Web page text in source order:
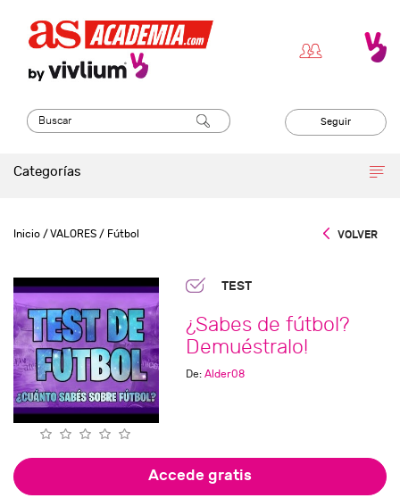
Seguir
Categorías
Inicio / VALORES / Fútbol VOLVER
TEST
¿Sabes de fútbol?
Demuéstralo!
De: Alder08
Accede gratis